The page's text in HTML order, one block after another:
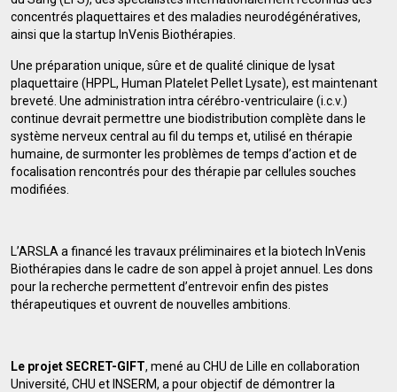
concentrés plaquettaires et des maladies neurodégénératives,
ainsi que la startup InVenis Biothérapies.
Une préparation unique, sûre et de qualité clinique de lysat
plaquettaire (HPPL, Human Platelet Pellet Lysate), est maintenant
breveté. Une administration intra cérébro-ventriculaire (i.c.v.)
continue devrait permettre une biodistribution complète dans le
système nerveux central au fil du temps et, utilisé en thérapie
humaine, de surmonter les problèmes de temps d’action et de
focalisation rencontrés pour des thérapie par cellules souches
modifiées.
L’ARSLA a financé les travaux préliminaires et la biotech InVenis
Biothérapies dans le cadre de son appel à projet annuel. Les dons
pour la recherche permettent d’entrevoir enfin des pistes
thérapeutiques et ouvrent de nouvelles ambitions.
Le projet SECRET-GIFT, mené au CHU de Lille en collaboration
Université, CHU et INSERM, a pour objectif de démontrer la